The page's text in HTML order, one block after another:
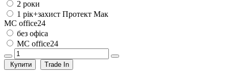
2 роки
1 рік+захист Протект Мак
MC office24
без офіса
MC office24
Купити Trade In